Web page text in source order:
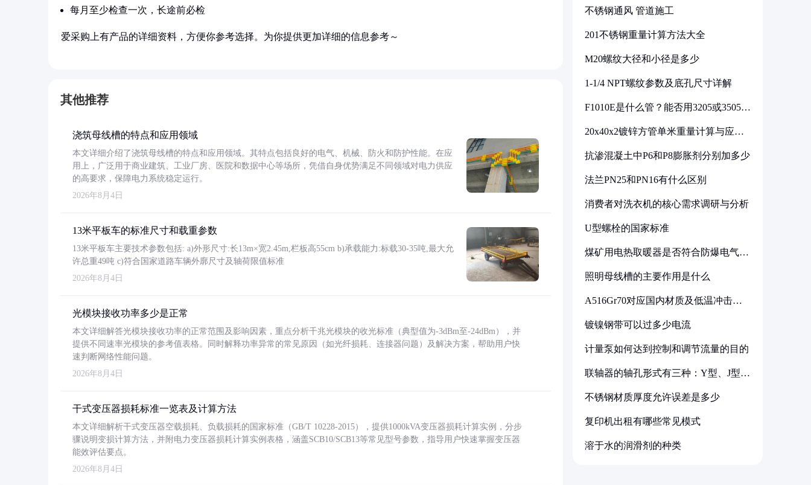
每月至少检查一次，长途前必检
爱采购上有产品的详细资料，方便你参考选择。为你提供更加详细的信息参考～
其他推荐
浇筑母线槽的特点和应用领域
本文详细介绍了浇筑母线槽的特点和应用领域。其特点包括良好的电气、机械、防火和防护性能。在应
用上，广泛用于商业建筑、工业厂房、医院和数据中心等场所，凭借自身优势满足不同领域对电力供应
的高要求，保障电力系统稳定运行。
2026年8月4日
13米平板车的标准尺寸和载重参数
13米平板车主要技术参数包括: a)外形尺寸:长13m×宽2.45m,栏板高55cm b)承载能力:标载30-35吨,最大允
许总重49吨 c)符合国家道路车辆外廓尺寸及轴荷限值标准
2026年8月4日
光模块接收功率多少是正常
本文详细解答光模块接收功率的正常范围及影响因素，重点分析千兆光模块的收光标准（典型值为-3dBm至-24dBm），并
提供不同速率光模块的参考值表格。同时解释功率异常的常见原因（如光纤损耗、连接器问题）及解决方案，帮助用户快
速判断网络性能问题。
2026年8月4日
干式变压器损耗标准一览表及计算方法
本文详细解析干式变压器空载损耗、负载损耗的国家标准（GB/T 10228-2015），提供1000kVA变压器损耗计算实例，分步
骤说明变损计算方法，并附电力变压器损耗计算实例表格，涵盖SCB10/SCB13等常见型号参数，指导用户快速掌握变压器
能效评估要点。
2026年8月4日
不锈钢通风 管道施工
201不锈钢重量计算方法大全
M20螺纹大径和小径是多少
1-1/4 NPT螺纹参数及底孔尺寸详解
F1010E是什么管？能否用3205或3505代
20x40x2镀锌方管单米重量计算与应用
抗渗混凝土中P6和P8膨胀剂分别加多少
法兰PN25和PN16有什么区别
消费者对洗衣机的核心需求调研与分析
U型螺栓的国家标准
煤矿用电热取暖器是否符合防爆电气设
照明母线槽的主要作用是什么
A516Gr70对应国内材质及低温冲击要
镀镍钢带可以过多少电流
计量泵如何达到控制和调节流量的目的
联轴器的轴孔形式有三种：Y型、J型、
不锈钢材质厚度允许误差是多少
复印机出租有哪些常见模式
溶于水的润滑剂的种类